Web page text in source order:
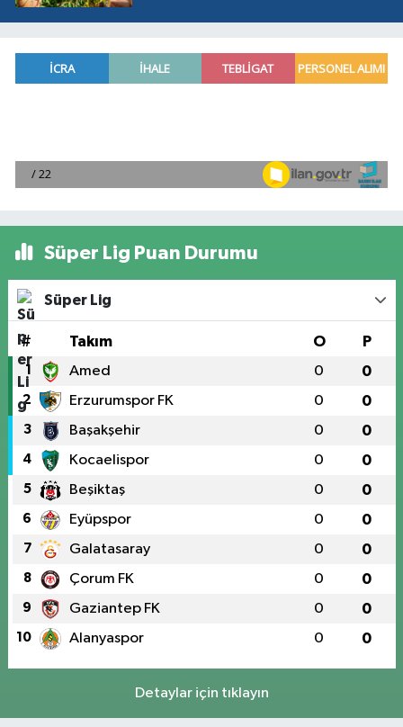
Süper Lig Puan Durumu
Süper Lig
# Takım O P
1 Amed 0 0
2 Erzurumspor FK 0 0
3 Başakşehir 0 0
4 Kocaelispor 0 0
5 Beşiktaş 0 0
6 Eyüpspor 0 0
7 Galatasaray 0 0
8 Çorum FK 0 0
9 Gaziantep FK 0 0
10 Alanyaspor 0 0
Detaylar için tıklayın